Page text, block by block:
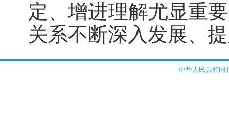
定、增进理解尤显重
关系不断深入发展、
中华人民共和国